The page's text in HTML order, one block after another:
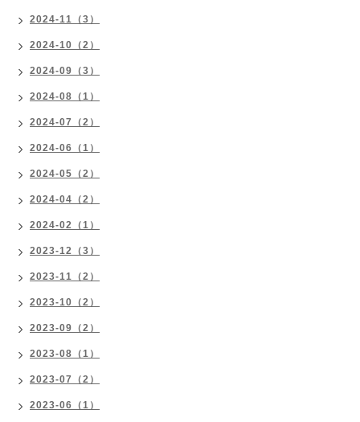
2024-11（3）
2024-10（2）
2024-09（3）
2024-08（1）
2024-07（2）
2024-06（1）
2024-05（2）
2024-04（2）
2024-02（1）
2023-12（3）
2023-11（2）
2023-10（2）
2023-09（2）
2023-08（1）
2023-07（2）
2023-06（1）